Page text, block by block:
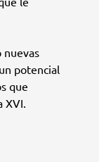
nuevas
potencial
que
XVI.